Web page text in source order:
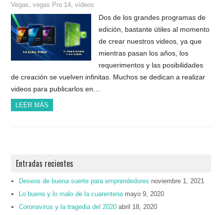
Vegas ,vegas Pro 14 ,vídeos
Dos de los grandes programas de
edición, bastante útiles al momento
de crear nuestros videos, ya que
mientras pasan los años, los
requerimentos y las posibilidades
de creación se vuelven infinitas. Muchos se dedican a realizar
videos para publicarlos en…
LEER MÁS
Entradas recientes
Deseos de buena suerte para emprendedores noviembre 1, 2021
Lo bueno y lo malo de la cuarentena mayo 9, 2020
Coronavirus y la tragedia del 2020 abril 18, 2020